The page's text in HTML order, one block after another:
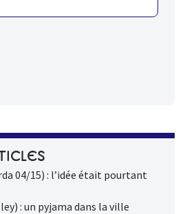
04/15) : l’idée était pourtant
: un pyjama dans la ville